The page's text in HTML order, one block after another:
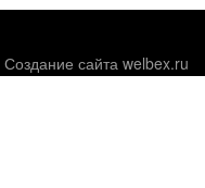
Создание сайта welbex.ru